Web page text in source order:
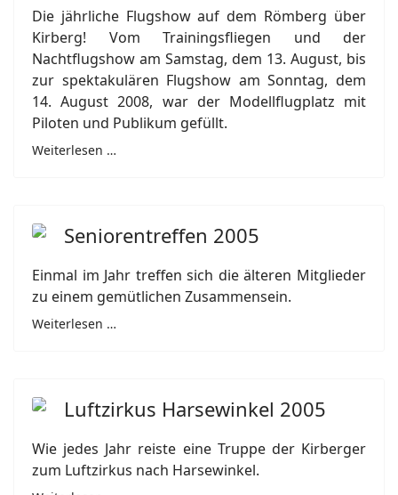
Die jährliche Flugshow auf dem Römberg über
Kirberg! Vom Trainingsfliegen und der
Nachtflugshow am Samstag, dem 13. August, bis
zur spektakulären Flugshow am Sonntag, dem
14. August 2008, war der Modellflugplatz mit
Piloten und Publikum gefüllt.
Weiterlesen …
Seniorentreffen 2005
Einmal im Jahr treffen sich die älteren Mitglieder
zu einem gemütlichen Zusammensein.
Weiterlesen …
Luftzirkus Harsewinkel 2005
Wie jedes Jahr reiste eine Truppe der Kirberger
zum Luftzirkus nach Harsewinkel.